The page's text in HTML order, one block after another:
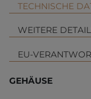
TECHNISCHE
WEITERE
EU-
GEHÄUSE